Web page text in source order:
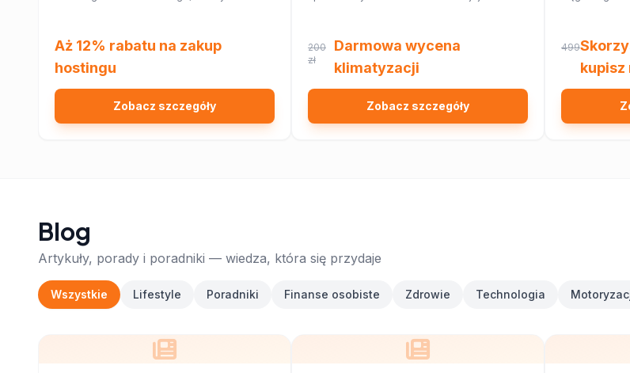
Aż 12% rabatu na zakup
hostingu
Zobacz szczegóły
domu lub mieszkania.
200
zł
Darmowa wycena
klimatyzacji
Zobacz szczegóły
499
kupisz
Blog
Artykuły, porady i poradniki — wiedza, która się przydaje
Wszystkie Lifestyle Poradniki Finanse osobiste Zdrowie Technologia